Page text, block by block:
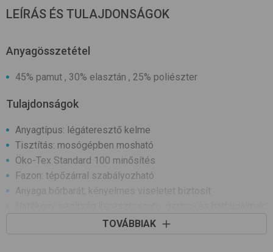
LEÍRÁS ÉS TULAJDONSÁGOK
Anyagösszetétel
45% pamut , 30% elasztán , 25% poliészter
Tulajdonságok
Anyagtípus: légáteresztő kelme
Tisztítás: mosógépben mosható
Öko-Tex Standard 100 minősítés
Fazon: tépőzárral szabályozható
Anyaga bőrbarát, kényelmes viseletet biztosít
esetén. Nagy méretekben is jól illeszkedik járás közben,
álló, ülő és fekvő helyzetben is.
TOVÁBBIAK